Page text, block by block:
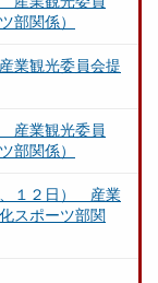
部関係）
業観光委員会提
産業観光委員
部関係）
、１２日） 産業
スポーツ部関